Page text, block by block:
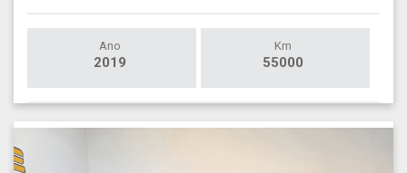
Ano
2019
Km
55000